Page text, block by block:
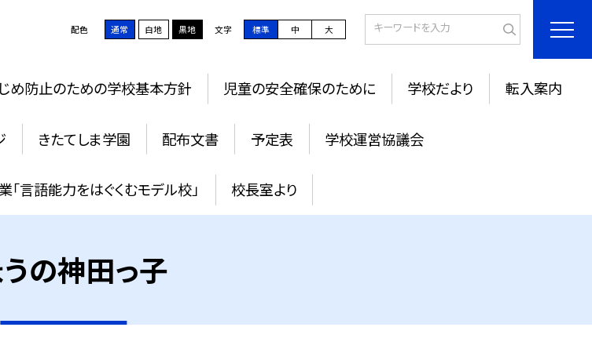
配色 通常 白地 黒地 文字 標準 中 大
め防止のための学校基本方針 児童の安全確保のために 学校だより 転入案内
きたてしま学園 配布文書 予定表 学校運営協議会
「言語能力をはぐくむモデル校」 校長室より
うの神田っ子